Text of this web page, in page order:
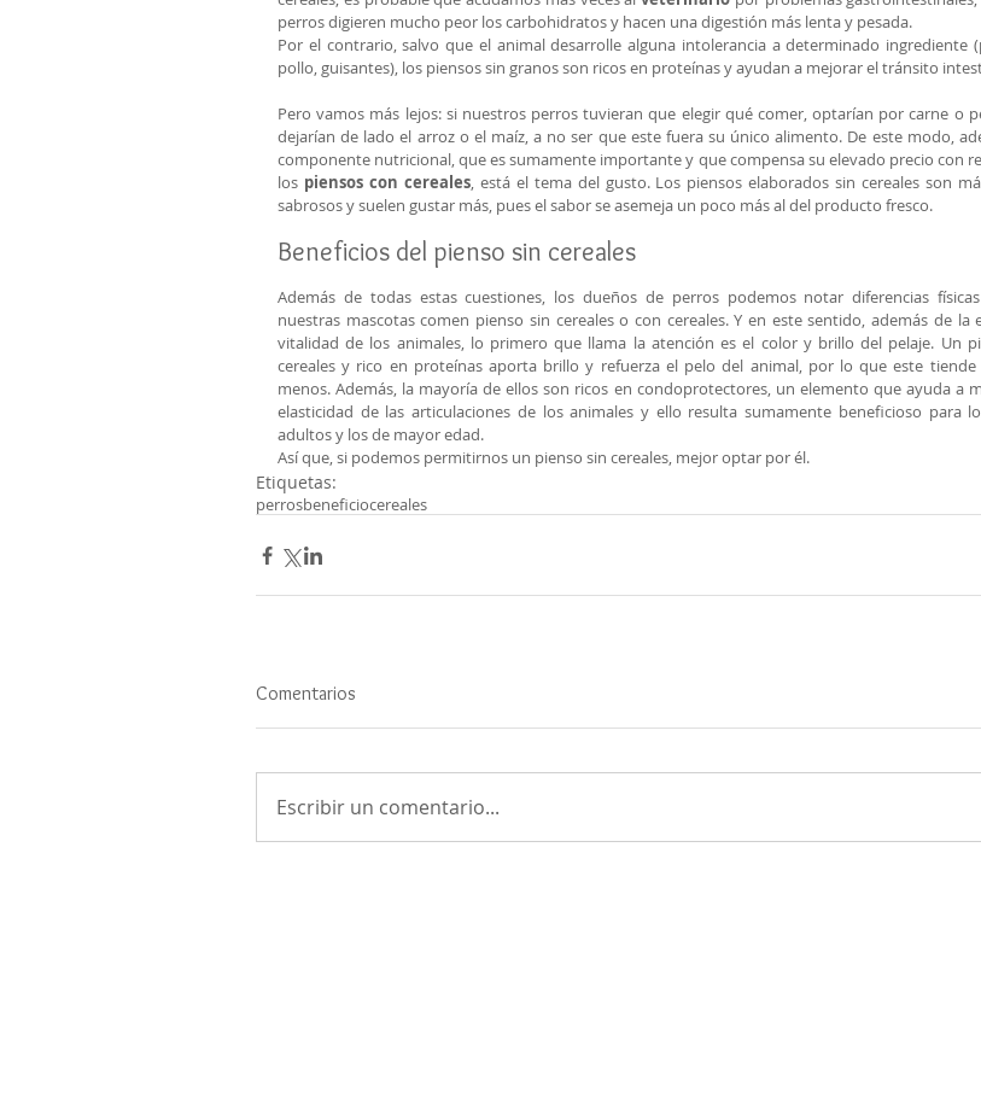
perros digieren mucho peor los carbohidratos y hacen una digestión más lenta y pesada.
Por el contrario, salvo que el animal desarrolle alguna intolerancia a determinado ingrediente
pollo, guisantes), los piensos sin granos son ricos en proteínas y ayudan a mejorar el tránsito
Pero vamos más lejos: si nuestros perros tuvieran que elegir qué comer, optarían por carne o
dejarían de lado el arroz o el maíz, a no ser que este fuera su único alimento. De este modo,
componente nutricional, que es sumamente importante y que compensa su elevado precio con
los piensos con cereales, está el tema del gusto. Los piensos elaborados sin cereales son
sabrosos y suelen gustar más, pues el sabor se asemeja un poco más al del producto fresco.
Beneficios del pienso sin cereales
Además de todas estas cuestiones, los dueños de perros podemos notar diferencias
nuestras mascotas comen pienso sin cereales o con cereales. Y en este sentido, además de la
vitalidad de los animales, lo primero que llama la atención es el color y brillo del pelaje. Un
cereales y rico en proteínas aporta brillo y refuerza el pelo del animal, por lo que este tiende
menos. Además, la mayoría de ellos son ricos en condoprotectores, un elemento que ayuda a
elasticidad de las articulaciones de los animales y ello resulta sumamente beneficioso para
adultos y los de mayor edad.
Así que, si podemos permitirnos un pienso sin cereales, mejor optar por él.
Etiquetas:
perrosbeneficiocereales
Comentarios
Escribir un comentario...